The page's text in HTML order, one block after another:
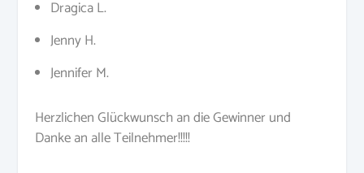
Dragica L.
Jenny H.
Jennifer M.
Herzlichen Glückwunsch an die Gewinner und
Danke an alle Teilnehmer!!!!!